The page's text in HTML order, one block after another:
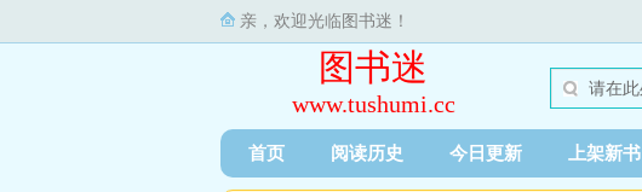
亲，欢迎光临图书迷！
图书迷
www.tushumi.cc
首页 阅读历史 今日更新 上架新书